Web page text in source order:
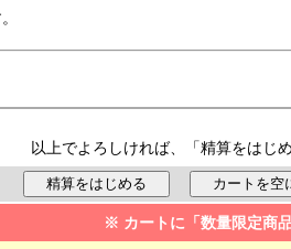
以上でよろしければ、「精算をはじ
※ カートに「数量限定商